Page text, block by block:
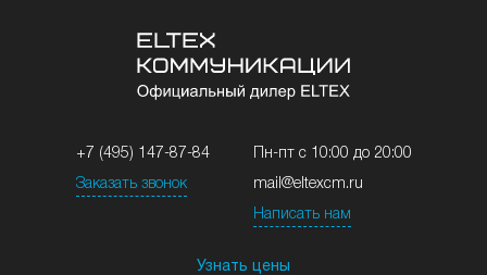
+7 (495) 147-87-84
Заказать звонок
Пн-пт с 10:00 до 20:00
mail@eltexcm.ru
Написать нам
Узнать цены